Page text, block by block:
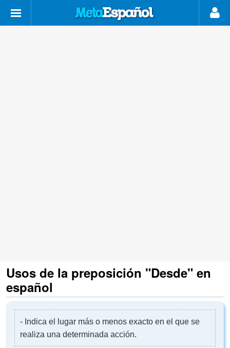
Usos de la preposición "Desde" en
español
- Indica el lugar más o menos exacto en el que se
realiza una determinada acción.